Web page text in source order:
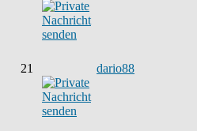
21 dario88